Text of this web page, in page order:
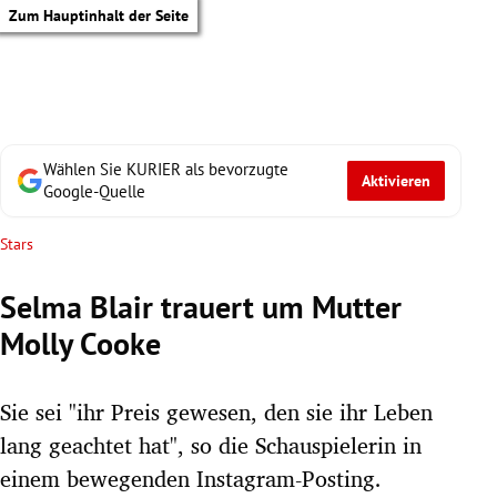
Zum Hauptinhalt der Seite
Untermenü
Wählen Sie KURIER als bevorzugte
Google-Quelle
Aktivieren
Stars
Selma Blair trauert um Mutter
Molly Cooke
Sie sei "ihr Preis gewesen, den sie ihr Leben
lang geachtet hat", so die Schauspielerin in
einem bewegenden Instagram-Posting.